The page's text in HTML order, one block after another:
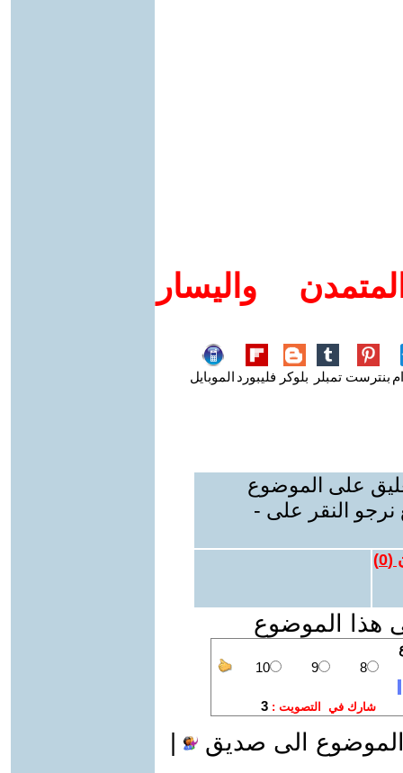
واليسار
بنترست تمبلر بلوكر فليبورد الموبايل
على الموضوع
نرجو النقر على -
(
0
)
هذا الموضوع
الى صديق